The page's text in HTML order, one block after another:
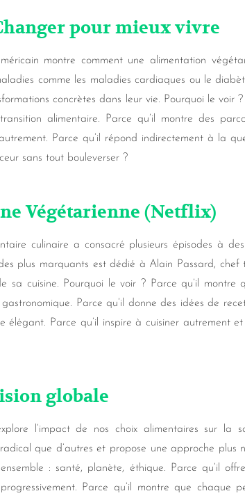
pour mieux vivre
montre comment une alimentation
comme les maladies cardiaques ou le
concrètes dans leur vie. Pourquoi le voir
alimentaire. Parce qu’il montre des
Parce qu’il répond indirectement à la
sans tout bouleverser ?
Végétarienne (Netflix)
culinaire a consacré plusieurs épisodes à
plus marquants est dédié à Alain Passard,
sa cuisine. Pourquoi le voir ? Parce qu’il
Parce qu’il donne des idées de
élégant. Parce qu’il inspire à cuisiner autrement
globale
l’impact de nos choix alimentaires sur la
que d’autres et propose une approche plus
: santé, planète, éthique. Parce qu’il
Parce qu’il montre que chaque